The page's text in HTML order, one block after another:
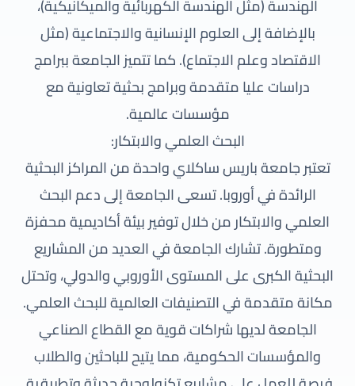
الهندسة (مثل الهندسة الكهربائية والميكانيكية)،
بالإضافة إلى العلوم الإنسانية والاجتماعية (مثل
الاقتصاد وعلم الاجتماع). كما تتميز الجامعة ببرامج
دراسات عليا متقدمة وبرامج بحثية تعاونية مع
مؤسسات عالمية.
البحث العلمي والابتكار:
تعتبر جامعة باريس ساكلاي واحدة من المراكز البحثية
الرائدة في أوروبا. تسعى الجامعة إلى دعم البحث
العلمي والابتكار من خلال توفير بيئة أكاديمية محفزة
ومتطورة. تشارك الجامعة في العديد من المشاريع
البحثية الكبرى على المستوى الأوروبي والدولي، وتحتل
مكانة متقدمة في التصنيفات العالمية للبحث العلمي.
الجامعة لديها شراكات قوية مع القطاع الصناعي
والمؤسسات الحكومية، مما يتيح للباحثين والطلاب